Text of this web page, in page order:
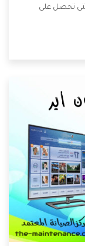
تحصل على
هتحصل على